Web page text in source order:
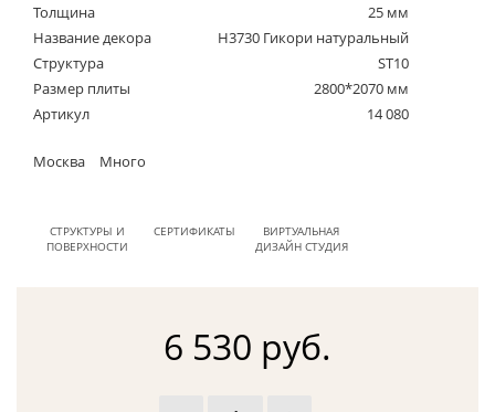
Толщина
25 мм
Название декора
H3730 Гикори натуральный
Структура
ST10
Размер плиты
2800*2070 мм
Артикул
14 080
Москва Много
СТРУКТУРЫ И
ПОВЕРХНОСТИ
СЕРТИФИКАТЫ
ВИРТУАЛЬНАЯ
ДИЗАЙН СТУДИЯ
6 530 руб.